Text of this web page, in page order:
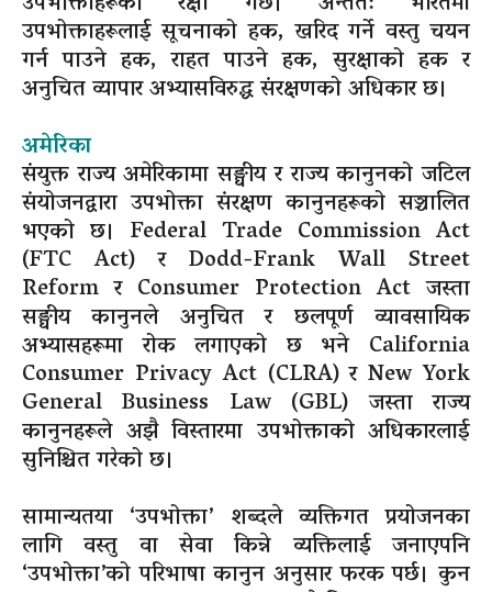
उपभोक्ताहरूलाई सूचनाको हक, खरिद गर्ने वस्तु चयन
गर्न पाउने हक, राहत पाउने हक, सुरक्षाको हक र
अनुचित व्यापार अभ्यासविरुद्ध संरक्षणको अधिकार छ।
अमेरिका
संयुक्त राज्य अमेरिकामा सङ्घीय र राज्य कानुनको जटिल
संयोजनद्वारा उपभोक्ता संरक्षण कानुनहरूको सञ्चालित
भएको छ। Federal Trade Commission Act
(FTC Act) र Dodd-Frank Wall Street
Reform र Consumer Protection Act जस्ता
सङ्घीय कानुनले अनुचित र छलपूर्ण व्यावसायिक
अभ्यासहरूमा रोक लगाएको छ भने California
Consumer Privacy Act (CLRA) र New York
General Business Law (GBL) जस्ता राज्य
कानुनहरूले अझै विस्तारमा उपभोक्ताको अधिकारलाई
सुनिश्चित गरेको छ।
सामान्यतया ‘उपभोक्ता’ शब्दले व्यक्तिगत प्रयोजनका
लागि वस्तु वा सेवा किन्ने व्यक्तिलाई जनाएपनि
‘उपभोक्ता’को परिभाषा कानुन अनुसार फरक पर्छ। कुन